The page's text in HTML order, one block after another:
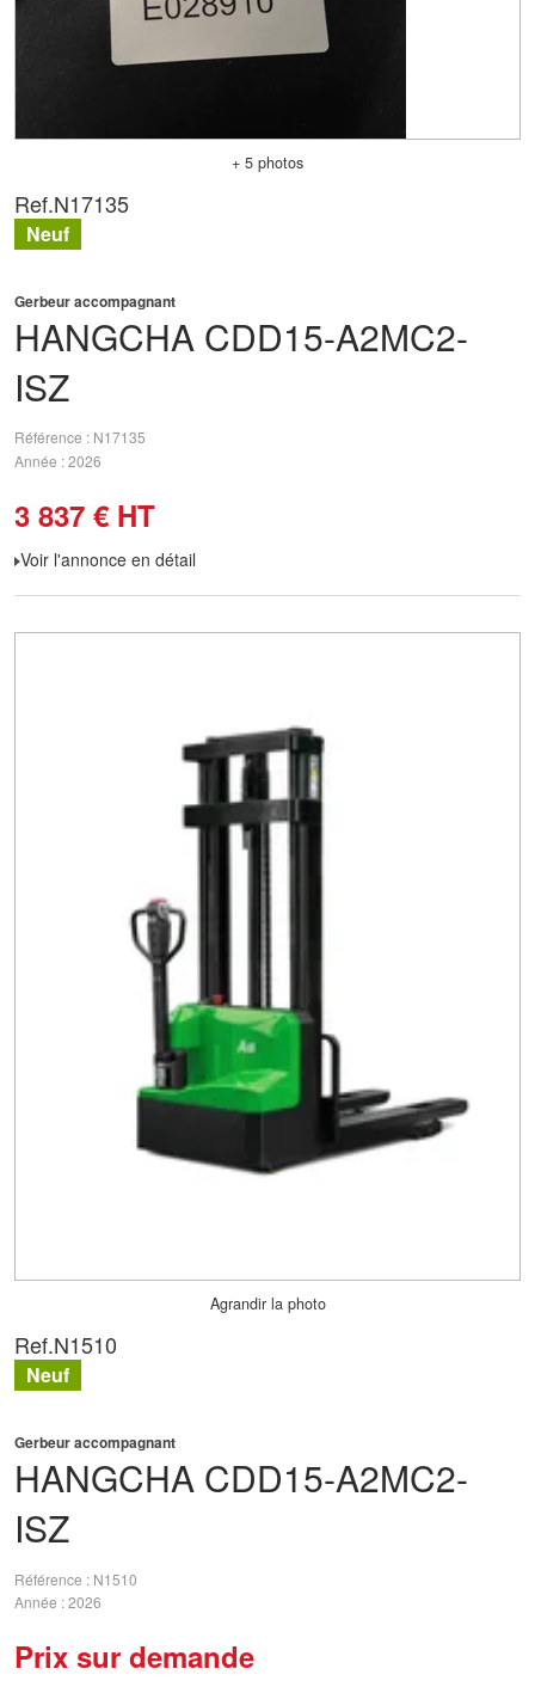
+ 5 photos
HANGCHA CDD15-A2MC2-
ISZ
Gerbeur accompagnant
Référence
N17135
Année 2026
3 837 € HT
Voir l'annonce en détail
Ref.N17135
Neuf
Agrandir la photo
HANGCHA CDD15-A2MC2-
ISZ
Gerbeur accompagnant
Référence
N1510
Année 2026
Prix sur demande
Ref.N1510
Neuf